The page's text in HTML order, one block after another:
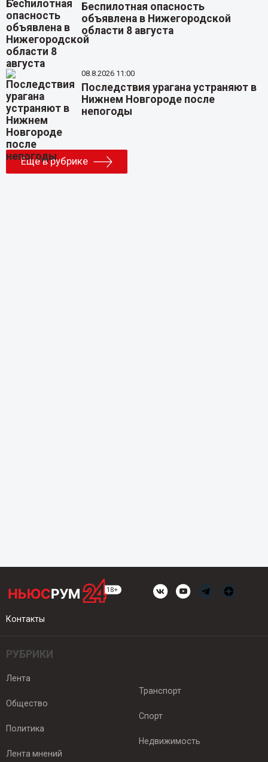
Беспилотная опасность
объявлена в Нижегородской
области 8 августа
08.8.2026 11:00
Последствия урагана устраняют в
Нижнем Новгороде после
непогоды
Еще в рубрике
Контакты
РУБРИКИ
Лента
Общество
Политика
Лента мнений
Транспорт
Спорт
Недвижимость